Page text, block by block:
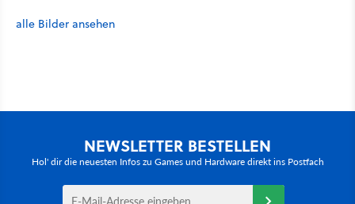
alle Bilder ansehen
NEWSLETTER BESTELLEN
Hol' dir die neuesten Infos zu Games und Hardware direkt ins Postfach